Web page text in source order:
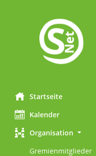
Startseite
Kalender
Organisation
Gremienmitglieder